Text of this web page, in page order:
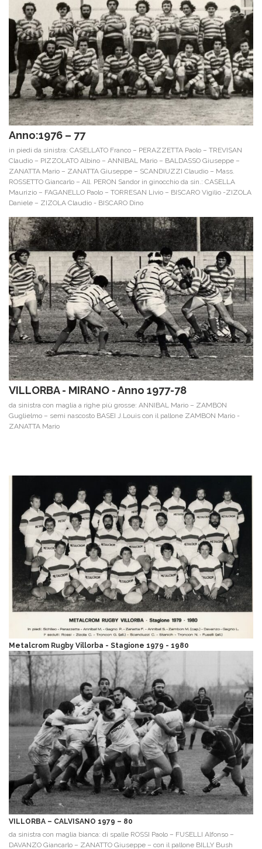
Anno:1976 – 77
in piedi da sinistra: CASELLATO Franco – PERAZZETTA Paolo – TREVISAN
Claudio – PIZZOLATO Albino – ANNIBAL Mario – BALDASSO Giuseppe –
ZANATTA Mario – ZANATTA Giuseppe – SCANDIUZZI Claudio – Mass.
ROSSETTO Giancarlo – All. PERON Sandor in ginocchio da sin.: CASELLA
Maurizio – FAGANELLO Paolo – TORRESAN Livio – BISCARO Vigilio -ZIZOLA
Daniele – ZIZOLA Claudio - BISCARO Dino
VILLORBA - MIRANO - Anno 1977-78
da sinistra con maglia a righe più grosse: ANNIBAL Mario – ZAMBON
Guglielmo – semi nascosto BASEI J.Louis con il pallone ZAMBON Mario -
ZANATTA Mario
Metalcrom Rugby Villorba - Stagione 1979 - 1980
VILLORBA – CALVISANO 1979 – 80
da sinistra con maglia bianca: di spalle ROSSI Paolo – FUSELLI Alfonso –
DAVANZO Giancarlo – ZANATTO Giuseppe – con il pallone BILLY Bush